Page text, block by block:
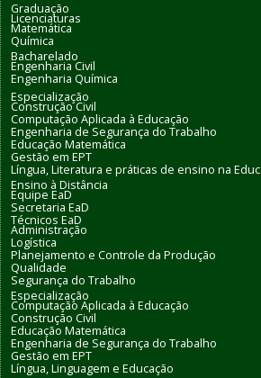
Graduação
Licenciaturas
Matemática
Química
Bacharelado
Engenharia Civil
Engenharia Química
Especialização
Construção Civil
Computação Aplicada à Educação
Engenharia de Segurança do Trabalho
Educação Matemática
Gestão em EPT
Língua, Literatura e práticas de ensino na
Ensino à Distância
Equipe EaD
Secretaria EaD
Técnicos EaD
Administração
Logística
Planejamento e Controle da Produção
Qualidade
Segurança do Trabalho
Especialização
Computação Aplicada à Educação
Construção Civil
Educação Matemática
Engenharia de Segurança do Trabalho
Gestão em EPT
Língua, Linguagem e Educação